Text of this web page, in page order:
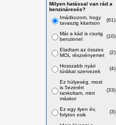
Milyen hatással van rád a
benzináresés?
Imádkozom, hogy
tavaszig kitartson
(61)
Már a kád is csurig
benzinnel
(10)
Eladtam az összes
MOL részvényemet
(2)
Hosszabb nyári
túrákat szervezek
(4)
Ez hülyeség, most
is 5ezerért
tankoltam, mint
máskor
(33)
Ez egy ilyen év,
folyton esik
(3)